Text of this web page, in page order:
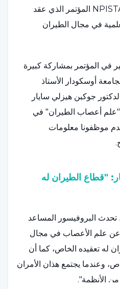
وقد دعم مستشفى NPISTANBUL المؤتمر الذي عقد
في مجال الطيران
في المؤتمر بمشاركة كبيرة
أوسكودار الأستاذ
جوكبن هيزلي سايار
أعصاب الطيران" في
موظفونا معلومات
"قطاع الطيران له
البروفيسور المساعد
عن علم الأعصاب في مجال
له تعقيده الخاص، كما أن
وعندما يجتمع هذان الأمران
الأنظمة".